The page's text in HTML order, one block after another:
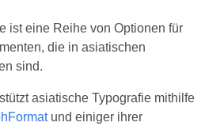
ist eine Reihe von Optionen für
die in asiatischen
sind.
asiatische Typografie mithilfe
und einiger ihrer